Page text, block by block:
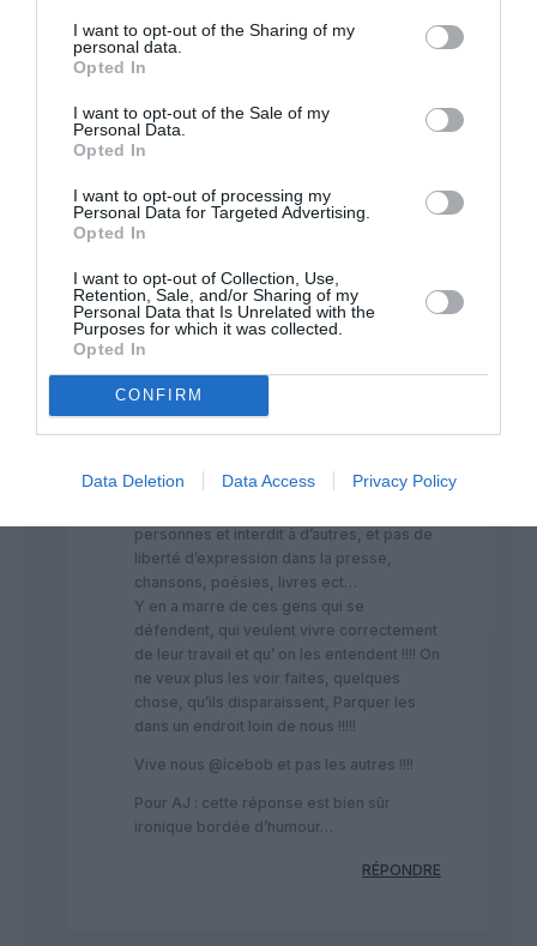
I want to opt-out of the Sharing of my
personal data.
Opted In
I want to opt-out of the Sale of my
Personal Data.
Opted In
I want to opt-out of processing my
Personal Data for Targeted Advertising.
Opted In
I want to opt-out of Collection, Use,
Retention, Sale, and/or Sharing of my
Personal Data that Is Unrelated with the
Purposes for which it was collected.
Opted In
CONFIRM
Data Deletion Data Access Privacy Policy
Faire comme Ronald Reagan dans les années 80:
licencier tout le monde, mettre certes la pagaille
aérien militaire et/ou européen et ré embaucher.
Ils commencent à nous gonfler car il n’y a pas une
semaine sans grève.
pendant que ces privilégiés se la coulent douce
Au pasa commenté :
6 mai 2023 - 9 h
Oui tout à fait !!!
Qu’ils marche tous aux pas, regardant un
seul maître !
droit de vote !!!
personnes et interdit à d’autres, et pas de
liberté d’expression dans la presse,
chansons, poésies, livres ect…
Y en a marre de ces gens qui se
défendent, qui veulent vivre correctement
de leur travail et qu’ on les entendent !!!! On
ne veux plus les voir faites, quelques
chose, qu’ils disparaissent, Parquer les
dans un endroit loin de nous !!!!!
Vive nous @icebob et pas les autres !!!!
Pour AJ : cette réponse est bien sûr
ironique bordée d’humour…
RÉPONDRE